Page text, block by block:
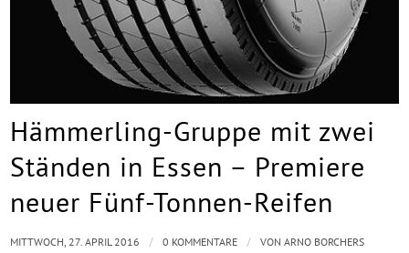
Hämmerling-Gruppe mit zwei
Ständen in Essen – Premiere
neuer Fünf-Tonnen-Reifen
MITTWOCH, 27. APRIL 2016 / 0 KOMMENTARE / VONARNO BORCHERS